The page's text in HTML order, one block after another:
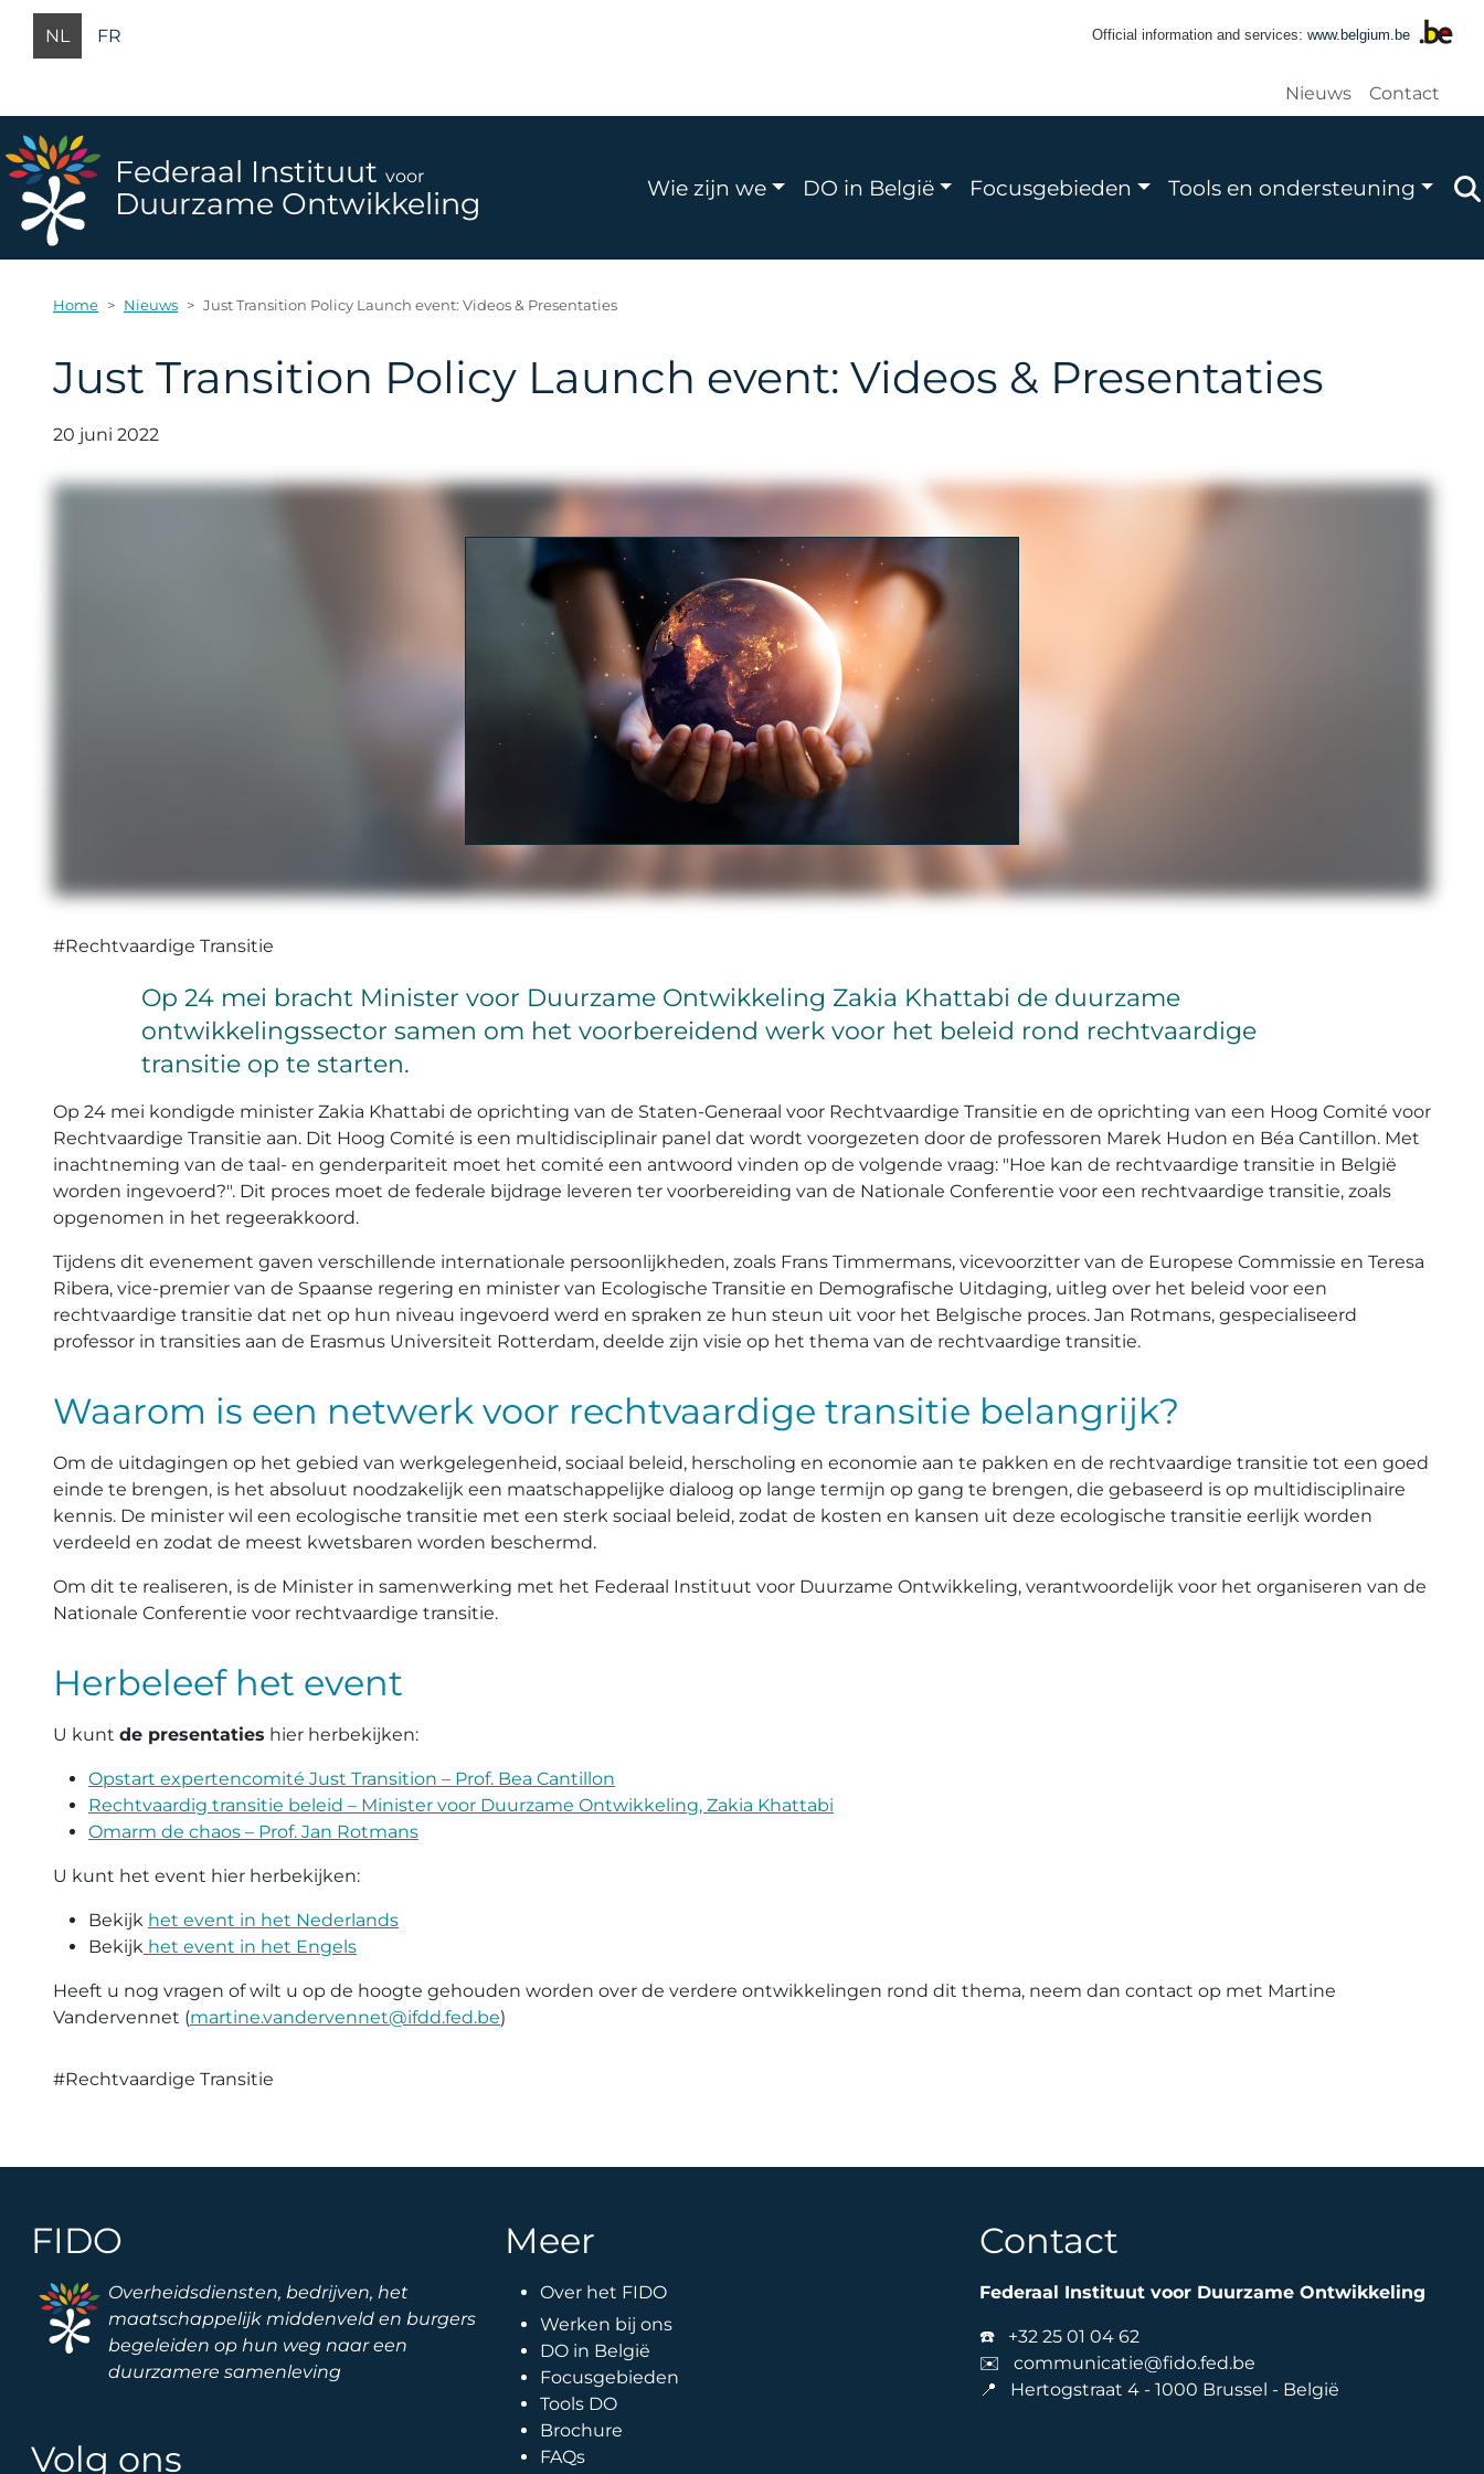
Overslaan en naar de inhoud gaan
NL
FR Official information and services: www.belgium.be
Nieuws Contact
Federaal Instituut voor
Duurzame Ontwikkeling Navigation principale
Wie zijn we DO in België Focusgebieden Tools en ondersteuning
Home Nieuws Just Transition Policy Launch event: Videos & Presentaties
Just Transition Policy Launch event: Videos & Presentaties
20 juni 2022
#Rechtvaardige Transitie
Op 24 mei bracht Minister voor Duurzame Ontwikkeling Zakia Khattabi de duurzame
ontwikkelingssector samen om het voorbereidend werk voor het beleid rond rechtvaardige
transitie op te starten.
Op 24 mei kondigde minister Zakia Khattabi de oprichting van de Staten-Generaal voor Rechtvaardige Transitie en de oprichting van een Hoog Comité voor
Rechtvaardige Transitie aan. Dit Hoog Comité is een multidisciplinair panel dat wordt voorgezeten door de professoren Marek Hudon en Béa Cantillon. Met
inachtneming van de taal- en genderpariteit moet het comité een antwoord vinden op de volgende vraag: "Hoe kan de rechtvaardige transitie in België
worden ingevoerd?". Dit proces moet de federale bijdrage leveren ter voorbereiding van de Nationale Conferentie voor een rechtvaardige transitie, zoals
opgenomen in het regeerakkoord.
Tijdens dit evenement gaven verschillende internationale persoonlijkheden, zoals Frans Timmermans, vicevoorzitter van de Europese Commissie en Teresa
Ribera, vice-premier van de Spaanse regering en minister van Ecologische Transitie en Demografische Uitdaging, uitleg over het beleid voor een
rechtvaardige transitie dat net op hun niveau ingevoerd werd en spraken ze hun steun uit voor het Belgische proces. Jan Rotmans, gespecialiseerd
professor in transities aan de Erasmus Universiteit Rotterdam, deelde zijn visie op het thema van de rechtvaardige transitie.
Waarom is een netwerk voor rechtvaardige transitie belangrijk?
Om de uitdagingen op het gebied van werkgelegenheid, sociaal beleid, herscholing en economie aan te pakken en de rechtvaardige transitie tot een goed
einde te brengen, is het absoluut noodzakelijk een maatschappelijke dialoog op lange termijn op gang te brengen, die gebaseerd is op multidisciplinaire
kennis. De minister wil een ecologische transitie met een sterk sociaal beleid, zodat de kosten en kansen uit deze ecologische transitie eerlijk worden
verdeeld en zodat de meest kwetsbaren worden beschermd.
Om dit te realiseren, is de Minister in samenwerking met het Federaal Instituut voor Duurzame Ontwikkeling, verantwoordelijk voor het organiseren van de
Nationale Conferentie voor rechtvaardige transitie.
Herbeleef het event
U kunt de presentaties hier herbekijken:
Opstart expertencomité Just Transition – Prof. Bea Cantillon
Rechtvaardig transitie beleid – Minister voor Duurzame Ontwikkeling, Zakia Khattabi
Omarm de chaos – Prof. Jan Rotmans
U kunt het event hier herbekijken:
Bekijk het event in het Nederlands
Bekijk het event in het Engels
Heeft u nog vragen of wilt u op de hoogte gehouden worden over de verdere ontwikkelingen rond dit thema, neem dan contact op met Martine
Vandervennet (martine.vandervennet@ifdd.fed.be)
#Rechtvaardige Transitie
FIDO
Image
Overheidsdiensten, bedrijven, het
maatschappelijk middenveld en burgers
begeleiden op hun weg naar een
duurzamere samenleving
Volg ons
Meer
Over het FIDO
Werken bij ons
DO in België
Focusgebieden
Tools DO
Brochure
FAQs
Contact
Federaal Instituut voor Duurzame Ontwikkeling
☎️ +32 25 01 04 62
✉️ communicatie@fido.fed.be
📍 Hertogstraat 4 - 1000 Brussel - België